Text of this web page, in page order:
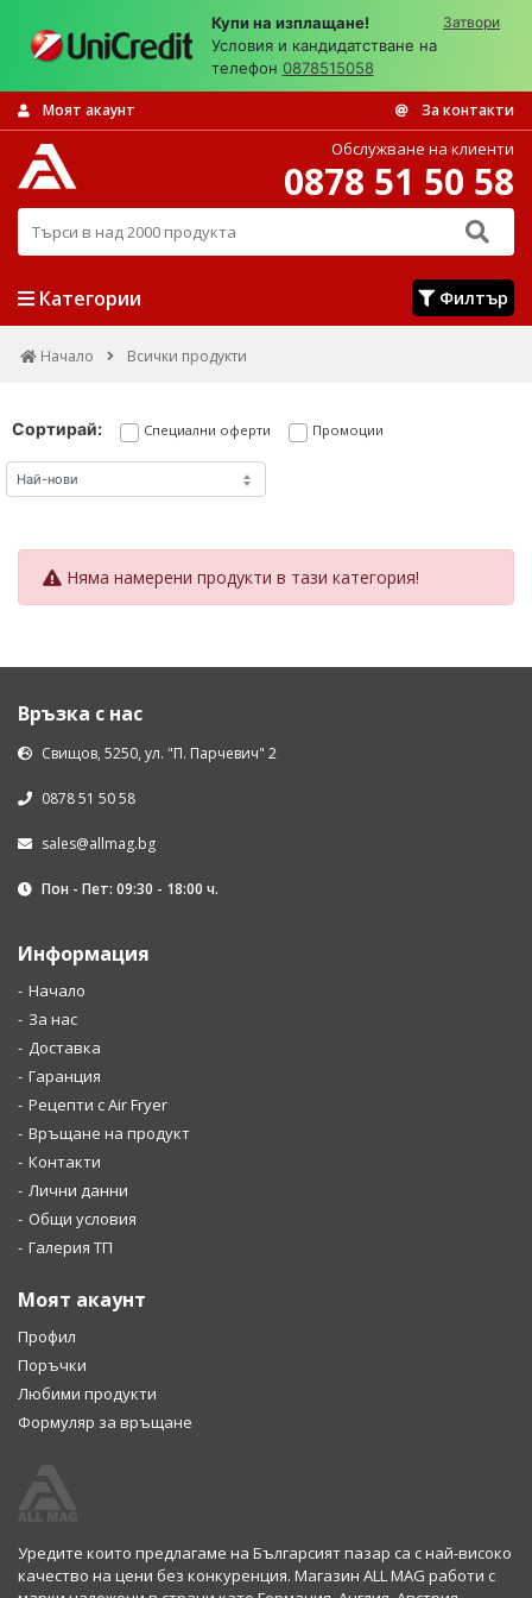
Купи на изплащане!
Условия и кандидатстване на
телефон 0878515058
Затвори
Моят акаунт За контакти
Търси в над 2000 продукта
Обслужване на клиенти
0878 51 50 58
Категории Филтър
Начало Всички продукти
Сортирай: Специални оферти Промоции
Няма намерени продукти в тази категория!
Връзка с нас
Свищов, 5250, ул. "П. Парчевич" 2
0878 51 50 58
sales@allmag.bg
Пон - Пет: 09:30 - 18:00 ч.
Информация
Начало
За нас
Доставка
Гаранция
Рецепти с Air Fryer
Връщане на продукт
Контакти
Лични данни
Общи условия
Галерия ТП
Моят акаунт
Профил
Поръчки
Любими продукти
Формуляр за връщане
Уредите които предлагаме на Българсият пазар са с най-високо
качество на цени без конкуренция. Магазин ALL MAG работи с